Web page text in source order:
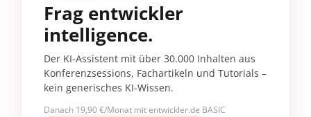
Frag entwickler
intelligence.
Der KI-Assistent mit über 30.000 Inhalten aus
Konferenzsessions, Fachartikeln und Tutorials –
kein generisches KI-Wissen.
Danach 19,90 €/Monat mit entwickler.de BASIC